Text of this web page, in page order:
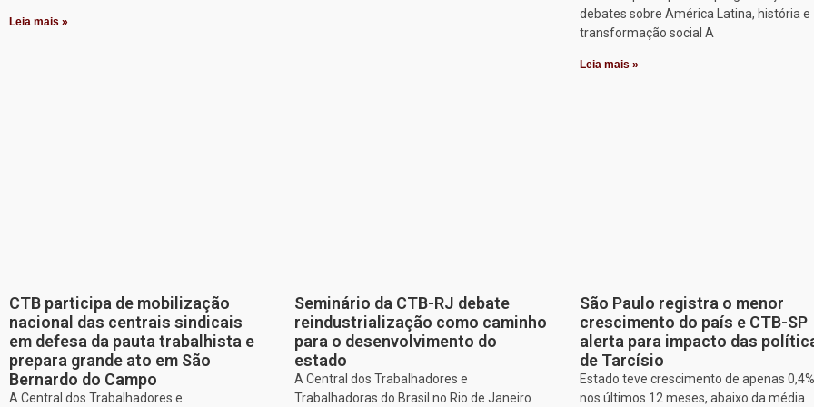
Leia mais »
debates sobre América Latina, história e
transformação social A
Leia mais »
CTB participa de mobilização
nacional das centrais sindicais
em defesa da pauta trabalhista e
prepara grande ato em São
Bernardo do Campo
A Central dos Trabalhadores e
Seminário da CTB-RJ debate
reindustrialização como caminho
para o desenvolvimento do
estado
A Central dos Trabalhadores e
Trabalhadoras do Brasil no Rio de Janeiro
São Paulo registra o menor
crescimento do país e CTB-SP
alerta para impacto das
de Tarcísio
Estado teve crescimento de apenas 0,4%
nos últimos 12 meses, abaixo da média